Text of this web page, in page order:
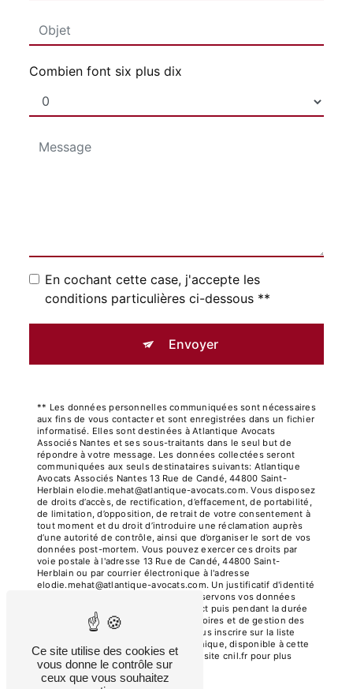
Combien font six plus dix
En cochant cette case, j'accepte les
conditions particulières ci-dessous **
Envoyer
** Les données personnelles communiquées sont nécessaires
aux fins de vous contacter et sont enregistrées dans un fichier
informatisé. Elles sont destinées à Atlantique Avocats
Associés Nantes et ses sous-traitants dans le seul but de
répondre à votre message. Les données collectées seront
communiquées aux seuls destinataires suivants: Atlantique
Avocats Associés Nantes 13 Rue de Candé, 44800 Saint-
Herblain elodie.mehat@atlantique-avocats.com. Vous disposez
de droits d’accès, de rectification, d’effacement, de portabilité,
de limitation, d’opposition, de retrait de votre consentement à
tout moment et du droit d’introduire une réclamation auprès
d’une autorité de contrôle, ainsi que d’organiser le sort de vos
données post-mortem. Vous pouvez exercer ces droits par
voie postale à l'adresse 13 Rue de Candé, 44800 Saint-
Herblain ou par courrier électronique à l'adresse
elodie.mehat@atlantique-avocats.com. Un justificatif d'identité
pourra vous être demandé. Nous conservons vos données
pendant la période de prise de contact puis pendant la durée
de prescription légale aux fins probatoires et de gestion des
contentieux. Vous avez le droit de vous inscrire sur la liste
d'opposition au démarchage téléphonique, disponible à cette
adresse: Bloctel.gouv.fr. Consultez le site cnil.fr pour plus
d’informations sur vos droits.
Ce site utilise des cookies et
vous donne le contrôle sur
ceux que vous souhaitez